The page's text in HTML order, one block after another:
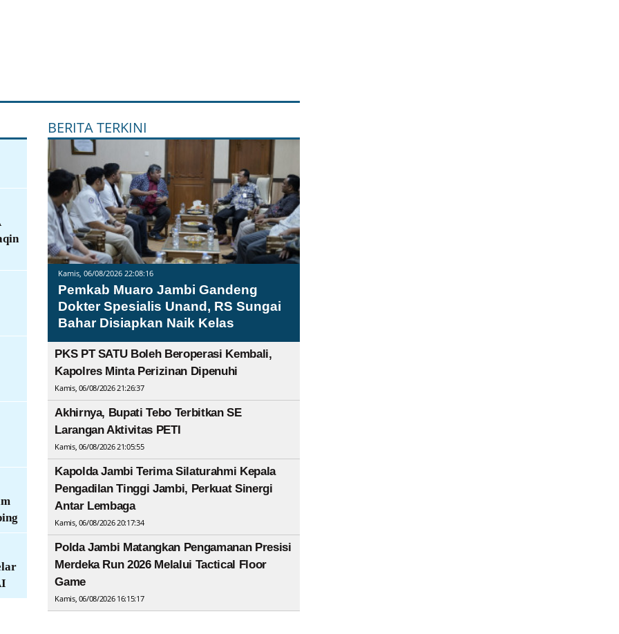
BERITA TERKINI
Kamis, 06/08/2026 22:08:16
Pemkab Muaro Jambi Gandeng
Dokter Spesialis Unand, RS Sungai
Bahar Disiapkan Naik Kelas
PKS PT SATU Boleh Beroperasi Kembali,
Kapolres Minta Perizinan Dipenuhi
Kamis, 06/08/2026 21:26:37
Akhirnya, Bupati Tebo Terbitkan SE
Larangan Aktivitas PETI
Kamis, 06/08/2026 21:05:55
Kapolda Jambi Terima Silaturahmi Kepala
Pengadilan Tinggi Jambi, Perkuat Sinergi
Antar Lembaga
Kamis, 06/08/2026 20:17:34
Polda Jambi Matangkan Pengamanan Presisi
Merdeka Run 2026 Melalui Tactical Floor
Game
Kamis, 06/08/2026 16:15:17